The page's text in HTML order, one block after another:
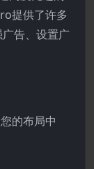
提供了许多
告、设置广
的布局中